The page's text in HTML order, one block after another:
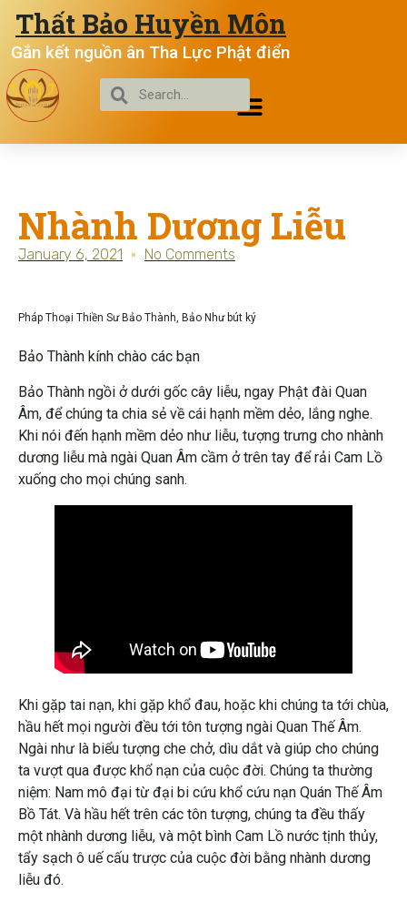
Thất Bảo Huyền Môn
Gắn kết nguồn ân Tha Lực Phật điển
Nhành Dương Liễu
January 6, 2021 No Comments
Pháp Thoại Thiền Sư Bảo Thành, Bảo Như bút ký
Bảo Thành kính chào các bạn
Bảo Thành ngồi ở dưới gốc cây liễu, ngay Phật đài Quan
Âm, để chúng ta chia sẻ về cái hạnh mềm dẻo, lắng nghe.
Khi nói đến hạnh mềm dẻo như liễu, tượng trưng cho nhành
dương liễu mà ngài Quan Âm cầm ở trên tay để rải Cam Lồ
xuống cho mọi chúng sanh.
Khi gặp tai nạn, khi gặp khổ đau, hoặc khi chúng ta tới chùa,
hầu hết mọi người đều tới tôn tượng ngài Quan Thế Âm.
Ngài như là biểu tượng che chở, dìu dắt và giúp cho chúng
ta vượt qua được khổ nạn của cuộc đời. Chúng ta thường
niệm: Nam mô đại từ đại bi cứu khổ cứu nạn Quán Thế Âm
Bồ Tát. Và hầu hết trên các tôn tượng, chúng ta đều thấy
một nhành dương liễu, và một bình Cam Lồ nước tịnh thủy,
tẩy sạch ô uế cấu trược của cuộc đời bằng nhành dương
liễu đó.